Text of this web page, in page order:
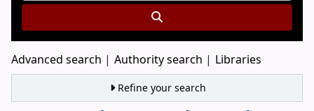
Advanced search Authority search Libraries
Refine your search